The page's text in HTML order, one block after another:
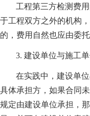
工程第三方检测费
于工程双方之外的机构
的，费用自然也应由委托
3. 建设单位与施工
在实践中，建设单
具体承担方，如果合同
规定由建设单位承担，